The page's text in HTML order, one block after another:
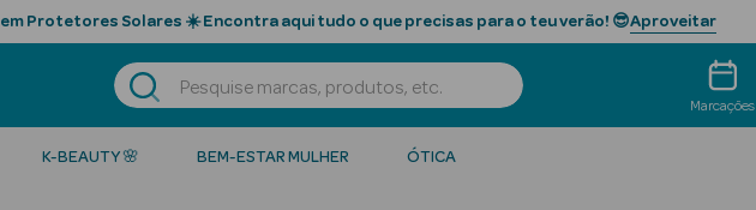
em Protetores Solares ☀️ Encontra aqui tudo o que precisas para o teu verão! 😎Aproveitar
Marcações
K-BEAUTY 🌸 BEM-ESTAR MULHER ÓTICA